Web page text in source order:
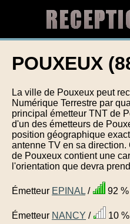
POUXEUX
La ville de Pouxeux peut
Numérique Terrestre par
principal émetteur TNT de
d'un des émetteurs de
position géographique
antenne TV en sa
de Pouxeux contient une
l'orientation que devra
Émetteur EPINAL / 92
Émetteur NANCY / 10